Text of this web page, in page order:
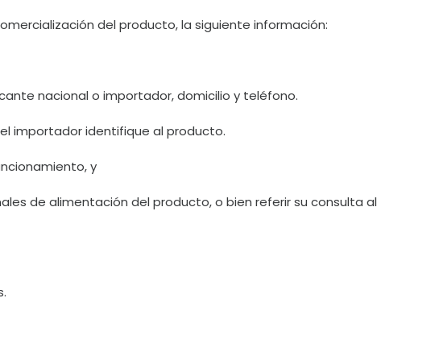
del producto, la siguiente información:
nacional o importador, domicilio y teléfono.
importador identifique al producto.
y
de alimentación del producto, o bien referir su consulta al